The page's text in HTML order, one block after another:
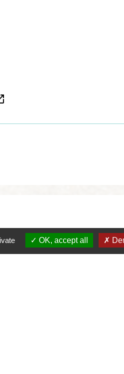
OK, accept all